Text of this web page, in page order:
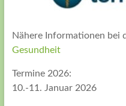
Nähere Informationen bei
Gesundheit
Termine 2026:
10.-11. Januar 2026